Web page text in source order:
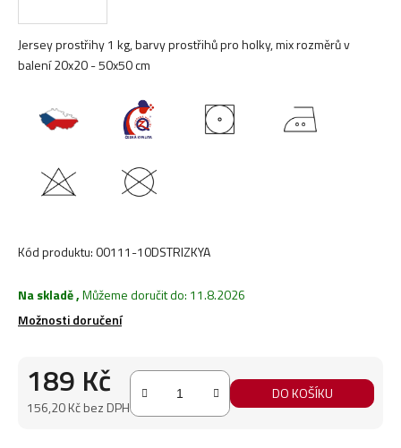
Jersey prostřihy 1 kg, barvy prostřihů pro holky, mix rozměrů v
balení 20x20 - 50x50 cm
Kód produktu:00111-10DSTRIZKYA
Na skladě,Můžeme doručit do: 11.8.2026
Možnosti doručení
189 Kč
156,20 Kč bez DPH
DO KOŠÍKU